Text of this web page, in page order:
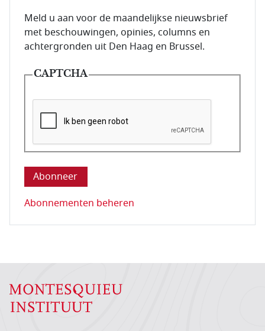
E-mailadres van de abonnee.
Meld u aan voor de maandelijkse nieuwsbrief
met beschouwingen, opinies, columns en
achtergronden uit Den Haag en Brussel.
CAPTCHA
Deze vraag is om te controleren dat u een mens
Abonnementen beheren